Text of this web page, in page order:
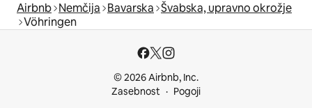
Airbnb Nemčija Bavarska Švabska, upravno okrožje
Vöhringen
© 2026 Airbnb, Inc.
Zasebnost
Pogoji